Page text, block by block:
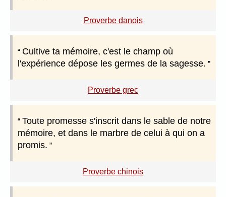
Proverbe danois
Cultive ta mémoire, c'est le champ où
l'expérience dépose les germes de la sagesse.
Proverbe grec
Toute promesse s'inscrit dans le sable de notre
mémoire, et dans le marbre de celui à qui on a
promis.
Proverbe chinois